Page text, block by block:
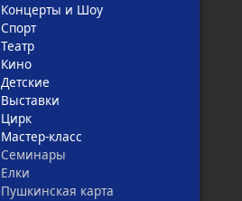
Концерты и Шоу
Спорт
Театр
Кино
Детские
Выставки
Цирк
Мастер-класс
Семинары
Елки
Пушкинская карта